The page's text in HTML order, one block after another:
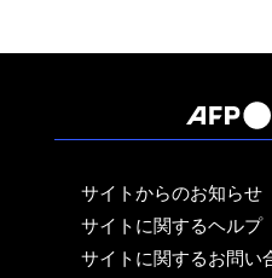
サイトからのお知らせ
サイトに関するヘルプ
サイトに関するお問い